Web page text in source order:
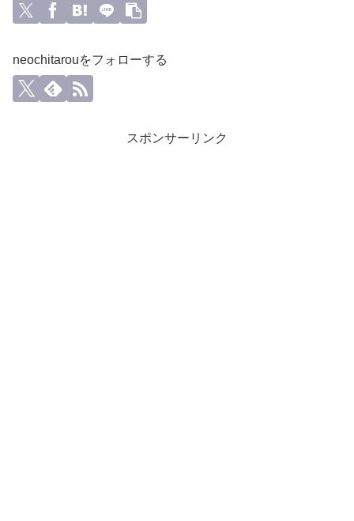
neochitarouをフォローする
スポンサーリンク